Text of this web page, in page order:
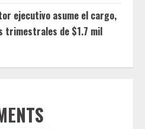
ejecutivo asume el cargo,
trimestrales de $1.7 mil